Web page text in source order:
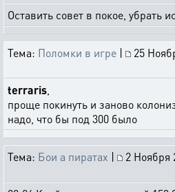
Оставить совет в покое, убрать
Тема: Поломки в игре |
25
terraris
проще покинуть и заново
надо, что бы под 300 было
Тема: Бои а пиратах |
2 Ноября